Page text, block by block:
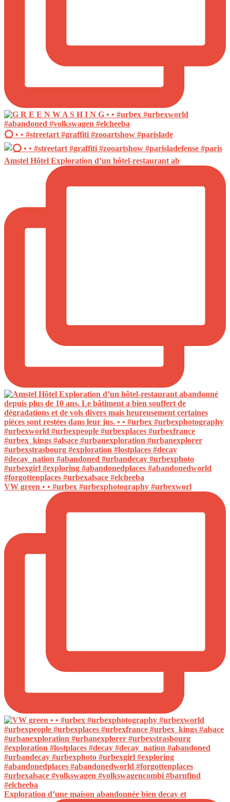
⭕️ • • #streetart #graffiti #zooartshow #parislade
Amstel Hôtel Exploration d’un hôtel-restaurant ab
VW green • • #urbex #urbexphotography #urbexworl
Exploration d’une maison abandonnée bien decay et